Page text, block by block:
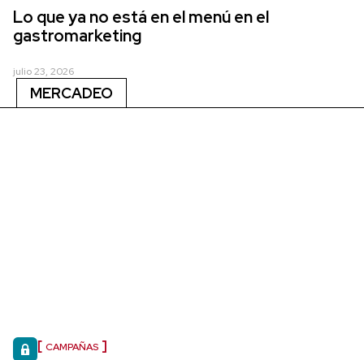
Lo que ya no está en el menú en el
gastromarketing
julio 23, 2026
MERCADEO
CAMPAÑAS